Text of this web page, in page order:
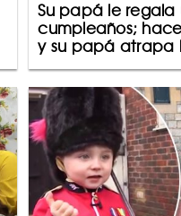
Su papá le regala
cumpleaños;
y su papá atrapa